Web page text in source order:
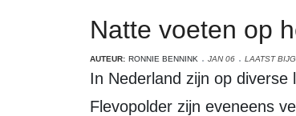
Natte voeten op
AUTEUR: RONNIE BENNINK JAN 06 LAATST
In Nederland zijn op diverse locaties hoge waterstanden en wateroverlast. In de
Flevopolder zijn eveneens